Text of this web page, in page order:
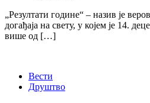
„Резултати године“ – назив је
догађаја на свету, у којем је 14.
више од […]
Вести
Друштво